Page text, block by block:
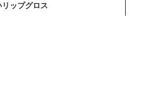
ップグロス